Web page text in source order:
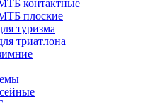
контактные
плоские
туризма
триатлона